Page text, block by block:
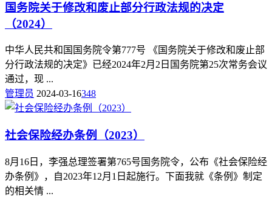
国务院关于修改和废止部分行政法规的决定
（2024）
中华人民共和国国务院令第777号 《国务院关于修改和废止部
分行政法规的决定》已经2024年2月2日国务院第25次常务会议
通过，现 ...
管理员 2024-03-16348
社会保险经办条例（2023）
8月16日，李强总理签署第765号国务院令，公布《社会保险经
办条例》，自2023年12月1日起施行。下面我就《条例》制定
的相关情 ...